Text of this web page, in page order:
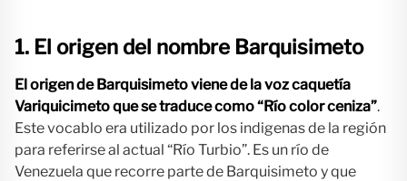
1. El origen del nombre Barquisimeto
El origen de Barquisimeto viene de la voz caquetía
Variquicimeto que se traduce como “Río color ceniza”.
Este vocablo era utilizado por los indigenas de la región
para referirse al actual “Río Turbio”. Es un río de
Venezuela que recorre parte de Barquisimeto y que